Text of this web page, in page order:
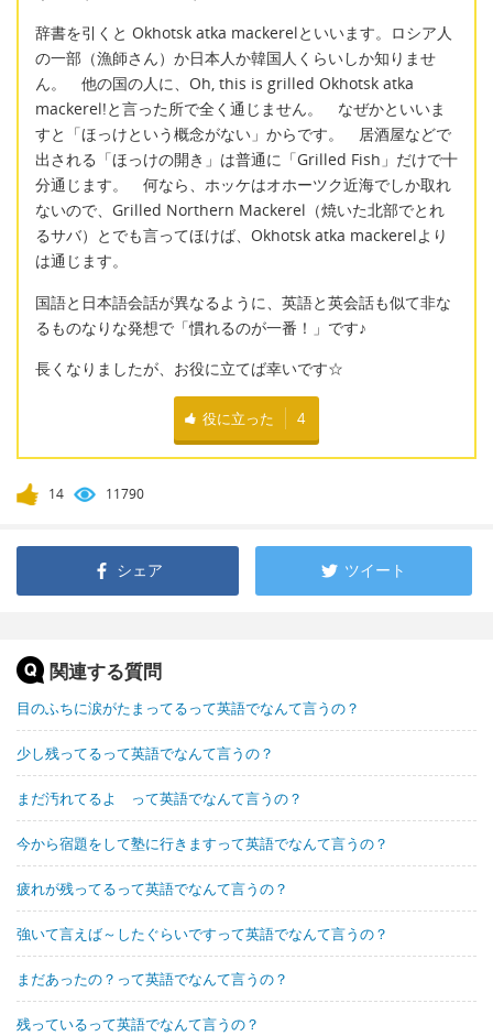
辞書を引くと Okhotsk atka mackerelといいます。ロシア人
の一部（漁師さん）か日本人か韓国人くらいしか知りませ
ん。 他の国の人に、Oh, this is grilled Okhotsk atka
mackerel!と言った所で全く通じません。 なぜかといいま
すと「ほっけという概念がない」からです。 居酒屋などで
出される「ほっけの開き」は普通に「Grilled Fish」だけで十
分通じます。 何なら、ホッケはオホーツク近海でしか取れ
ないので、Grilled Northern Mackerel（焼いた北部でとれ
るサバ）とでも言ってほけば、Okhotsk atka mackerelより
は通じます。
国語と日本語会話が異なるように、英語と英会話も似て非な
るものなりな発想で「慣れるのが一番！」です♪
長くなりましたが、お役に立てば幸いです☆
役に立った 4
14 11790
シェア ツイート
関連する質問
目のふちに涙がたまってるって英語でなんて言うの？
少し残ってるって英語でなんて言うの？
まだ汚れてるよ って英語でなんて言うの？
今から宿題をして塾に行きますって英語でなんて言うの？
疲れが残ってるって英語でなんて言うの？
強いて言えば～したぐらいですって英語でなんて言うの？
まだあったの？って英語でなんて言うの？
残っているって英語でなんて言うの？